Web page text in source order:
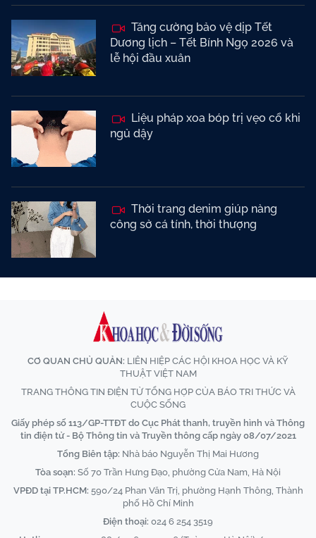
Tăng cường bảo vệ dịp Tết
Dương lịch – Tết Bính Ngọ 2026 và
lễ hội đầu xuân
Liệu pháp xoa bóp trị vẹo cổ khi
ngủ dậy
Thời trang denim giúp nàng
công sở cá tính, thời thượng
CƠ QUAN CHỦ QUẢN: LIÊN HIỆP CÁC HỘI KHOA HỌC VÀ KỸ
THUẬT VIỆT NAM
TRANG THÔNG TIN ĐIỆN TỬ TỔNG HỢP CỦA BÁO TRI THỨC VÀ
CUỘC SỐNG
Giấy phép số 113/GP-TTĐT do Cục Phát thanh, truyền hình và Thông
tin điện tử - Bộ Thông tin và Truyền thông cấp ngày 08/07/2021
Tổng Biên tập: Nhà báo Nguyễn Thị Mai Hương
Tòa soạn: Số 70 Trần Hưng Đạo, phường Cửa Nam, Hà Nội
VPĐD tại TP.HCM: 590/24 Phan Văn Trị, phường Hạnh Thông, Thành
phố Hồ Chí Minh
Điện thoại: 024 6 254 3519